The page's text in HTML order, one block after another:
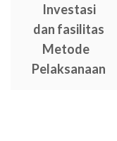
Investasi
dan fasilitas
Metode
Pelaksanaan